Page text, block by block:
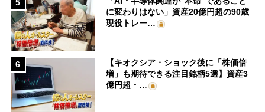
5
に変わりはない」資産20億円超の90歳
現役トレー…
6
【キオクシア・ショック後に「株価倍
増」も期待できる注目銘柄5選】資産3
億円超・…